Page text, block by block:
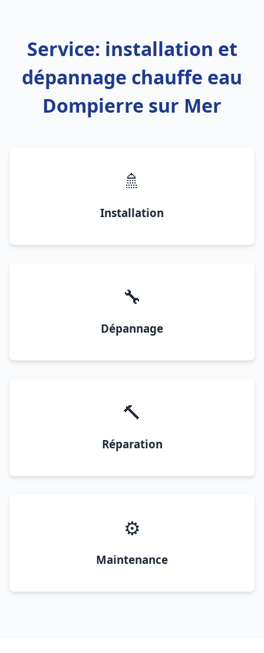
Service: installation et
dépannage chauffe eau
Dompierre sur Mer
🚿
Installation
🔧
Dépannage
🔨
Réparation
⚙️
Maintenance